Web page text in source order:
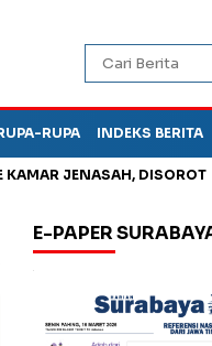
RUPA INDEKS BERITA
JENASAH, DISOROT
E-PAPER